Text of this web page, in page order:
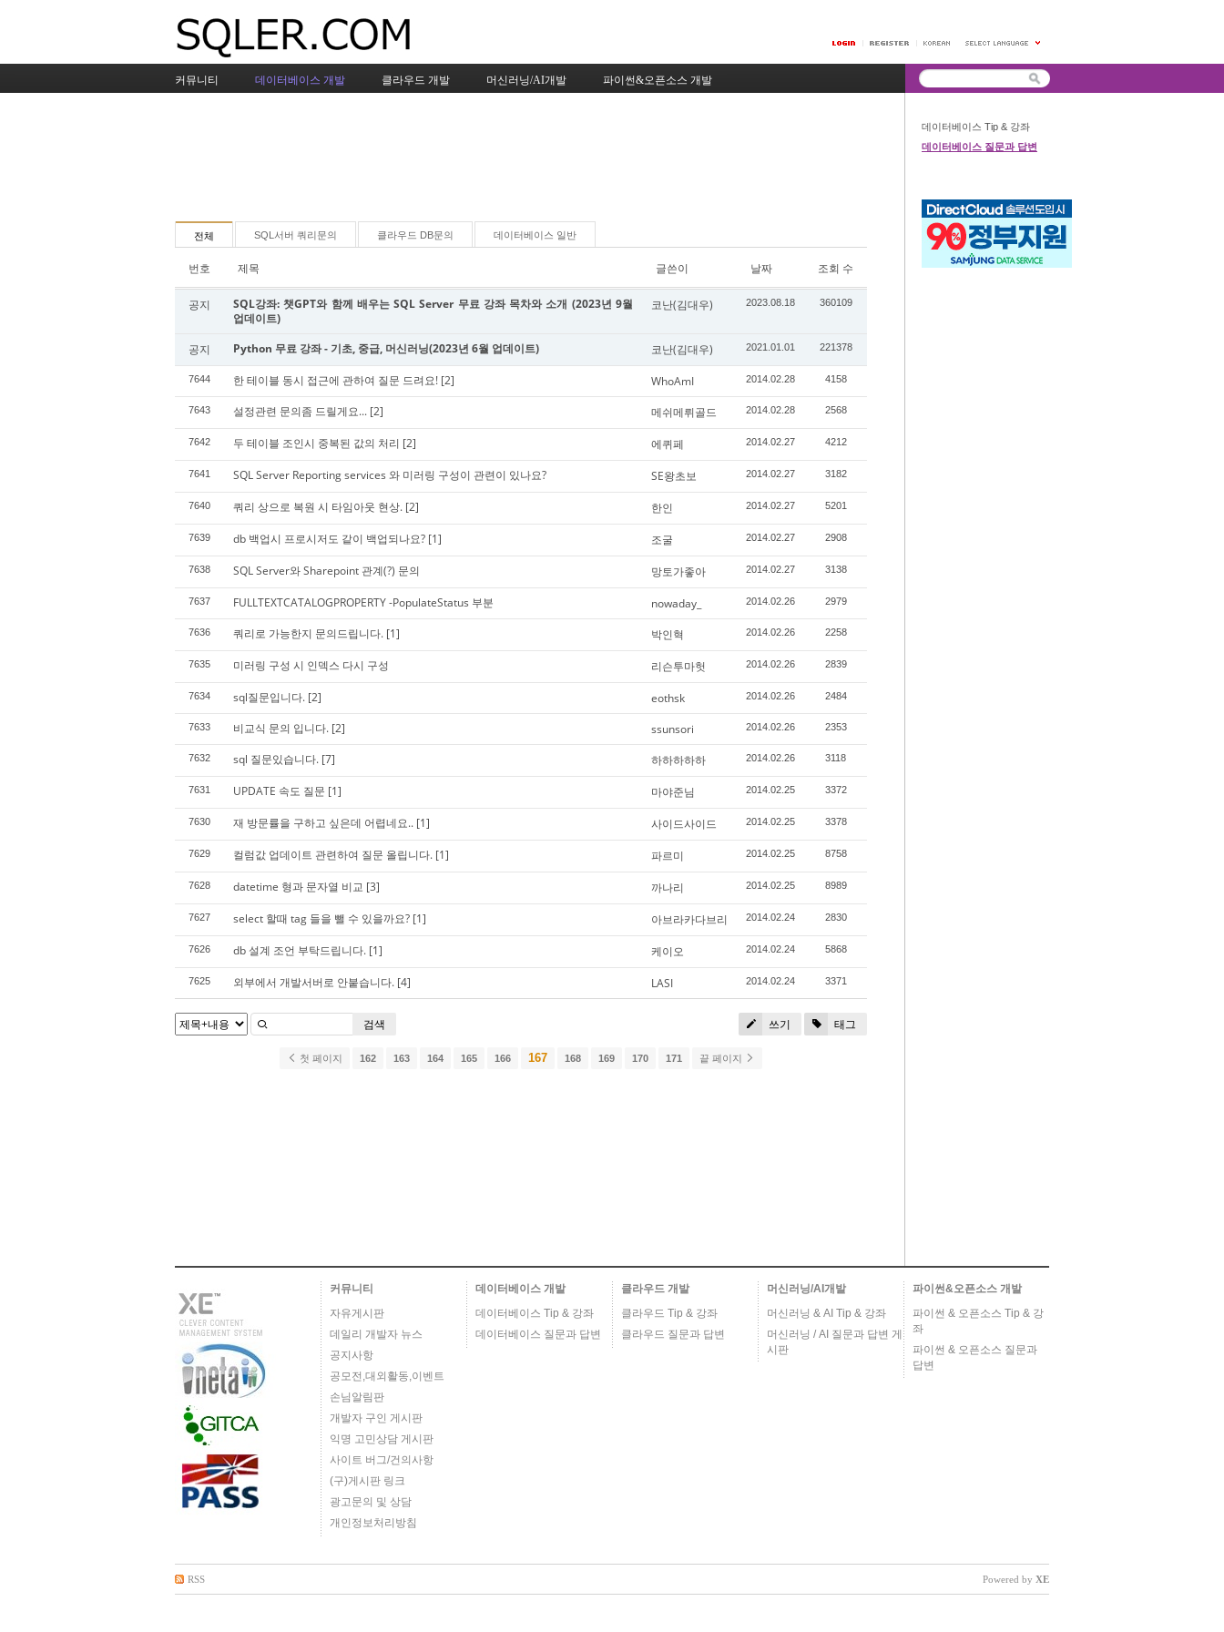
커뮤니티 데이터베이스 개발 클라우드 개발 머신러닝/AI개발 파이썬&오픈소스 개발
전체 SQL서버 쿼리문의 클라우드 DB문의 데이터베이스 일반
번호 제목 글쓴이 날짜 조회 수
공지
SQL강좌: 챗GPT와 함께 배우는 SQL Server 무료 강좌 목차와 소개 (2023년 9월
업데이트)
코난(김대우) 2023.08.18 360109
공지 Python 무료 강좌 - 기초, 중급, 머신러닝(2023년 6월 업데이트) 코난(김대우) 2021.01.01 221378
7644 한 테이블 동시 접근에 관하여 질문 드려요! [2] WhoAmI 2014.02.28 4158
7643 설정관련 문의좀 드릴게요... [2] 메쉬메뤼골드 2014.02.28 2568
7642 두 테이블 조인시 중복된 값의 처리 [2] 에퀴페 2014.02.27 4212
7641 SQL Server Reporting services 와 미러링 구성이 관련이 있나요? SE왕초보 2014.02.27 3182
7640 쿼리 상으로 복원 시 타임아웃 현상. [2] 한인 2014.02.27 5201
7639 db 백업시 프로시저도 같이 백업되나요? [1] 조굴 2014.02.27 2908
7638 SQL Server와 Sharepoint 관계(?) 문의 망토가좋아 2014.02.27 3138
7637 FULLTEXTCATALOGPROPERTY -PopulateStatus 부분 nowaday_ 2014.02.26 2979
7636 쿼리로 가능한지 문의드립니다. [1] 박인혁 2014.02.26 2258
7635 미러링 구성 시 인덱스 다시 구성 리슨투마헛 2014.02.26 2839
7634 sql질문입니다. [2] eothsk 2014.02.26 2484
7633 비교식 문의 입니다. [2] ssunsori 2014.02.26 2353
7632 sql 질문있습니다. [7] 하하하하하 2014.02.26 3118
7631 UPDATE 속도 질문 [1] 마야준님 2014.02.25 3372
7630 재 방문률을 구하고 싶은데 어렵네요.. [1] 사이드사이드 2014.02.25 3378
7629 컬럼값 업데이트 관련하여 질문 올립니다. [1] 파르미 2014.02.25 8758
7628 datetime 형과 문자열 비교 [3] 까나리 2014.02.25 8989
7627 select 할때 tag 들을 뺄 수 있을까요? [1] 아브라카다브리 2014.02.24 2830
7626 db 설계 조언 부탁드립니다. [1] 케이오 2014.02.24 5868
7625 외부에서 개발서버로 안붙습니다. [4] LASI 2014.02.24 3371
쓰기 태그
검색
첫 페이지 162 163 164 165 166 167 168 169 170 171 끝 페이지
데이터베이스 Tip & 강좌
데이터베이스 질문과 답변
커뮤니티
자유게시판
데일리 개발자 뉴스
공지사항
공모전,대외활동,이벤트
손님알림판
개발자 구인 게시판
익명 고민상담 게시판
사이트 버그/건의사항
(구)게시판 링크
광고문의 및 상담
개인정보처리방침
데이터베이스 개발
데이터베이스 Tip & 강좌
데이터베이스 질문과 답변
클라우드 개발
클라우드 Tip & 강좌
클라우드 질문과 답변
머신러닝/AI개발
머신러닝 & AI Tip & 강좌
머신러닝 / AI 질문과 답변 게
시판
파이썬&오픈소스 개발
파이썬 & 오픈소스 Tip & 강
좌
파이썬 & 오픈소스 질문과
답변
RSS Powered by XE